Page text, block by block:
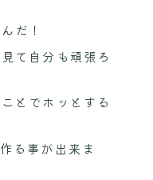
だ！
て自分も頑張ろ
とでホッとする
る事が出来ま